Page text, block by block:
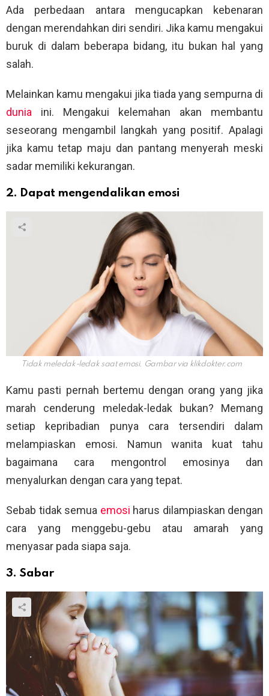
Ada perbedaan antara mengucapkan kebenaran
dengan merendahkan diri sendiri. Jika kamu mengakui
buruk di dalam beberapa bidang, itu bukan hal yang
salah.
Melainkan kamu mengakui jika tiada yang sempurna di
dunia ini. Mengakui kelemahan akan membantu
seseorang mengambil langkah yang positif. Apalagi
jika kamu tetap maju dan pantang menyerah meski
sadar memiliki kekurangan.
2. Dapat mengendalikan emosi
Tidak meledak-ledak saat emosi. Gambar via klikdokter.com
Kamu pasti pernah bertemu dengan orang yang jika
marah cenderung meledak-ledak bukan? Memang
setiap kepribadian punya cara tersendiri dalam
melampiaskan emosi. Namun wanita kuat tahu
bagaimana cara mengontrol emosinya dan
menyalurkan dengan cara yang tepat.
Sebab tidak semua emosi harus dilampiaskan dengan
cara yang menggebu-gebu atau amarah yang
menyasar pada siapa saja.
3. Sabar